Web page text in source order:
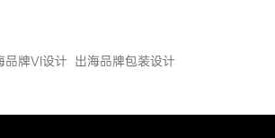
品牌VI设计 出海品牌包装设计